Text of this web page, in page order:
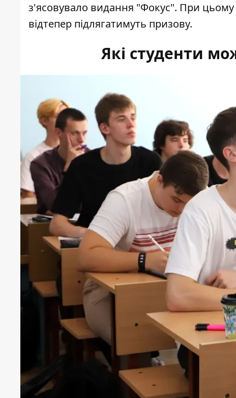
з'ясовувало видання "Фокус". При цьому
відтепер підлягатимуть призову.
Які студенти